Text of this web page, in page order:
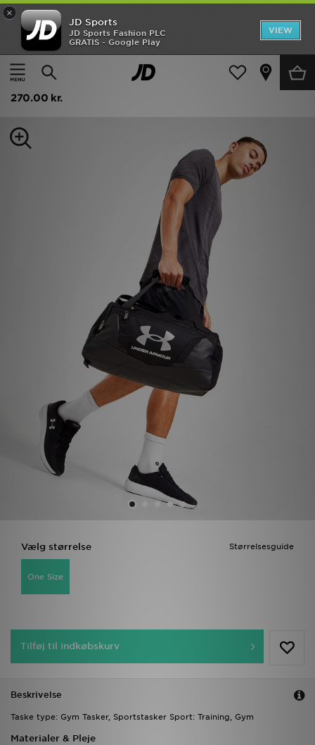
×
JD Sports
JD Sports Fashion PLC
GRATIS - Google Play
VIEW
Hjem
Damer Dametilbehør
Under Armour Undeniable Xtra Small Grip Taske
270.00 kr.
Størrelsesguide
Vælg størrelse
One Size
Tilføj til indkøbskurv
Beskrivelse
Taske type: Gym Tasker, Sportstasker Sport: Training, Gym
Materialer & Pleje
Hjem
Udsalg
Damer
Download JD app'en
Mine beskeder
Hjælp & information
JD Blog